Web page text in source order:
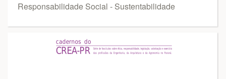
Responsabilidade Social - Sustentabilidade